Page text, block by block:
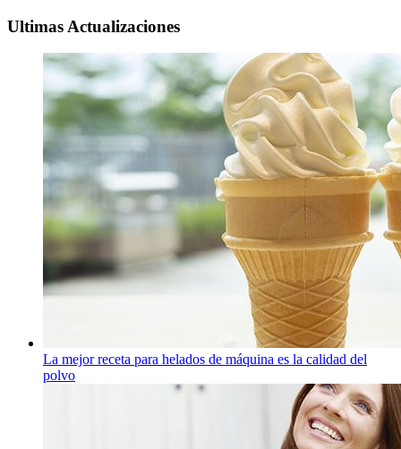
Ultimas Actualizaciones
La mejor receta para helados de máquina es la calidad del
polvo